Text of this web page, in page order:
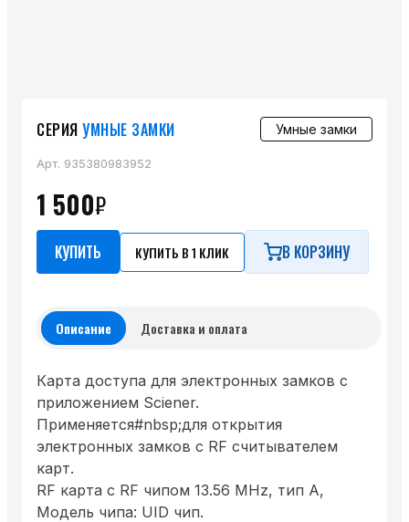
СЕРИЯ УМНЫЕ ЗАМКИ Умные замки
Арт. 935380983952
1 500₽
КУПИТЬ КУПИТЬ В 1 КЛИК В КОРЗИНУ
Описание Доставка и оплата
Карта доступа для электронных замков с
приложением Sciener.
Применяется#nbsp;для открытия
электронных замков с RF считывателем
карт.
RF карта с RF чипом 13.56 MHz, тип A,
Модель чипа: UID чип.